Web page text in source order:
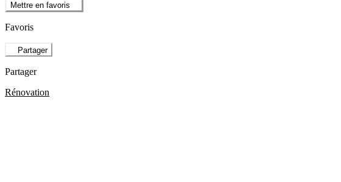
Mettre en favoris
Favoris
Partager
Partager
Rénovation